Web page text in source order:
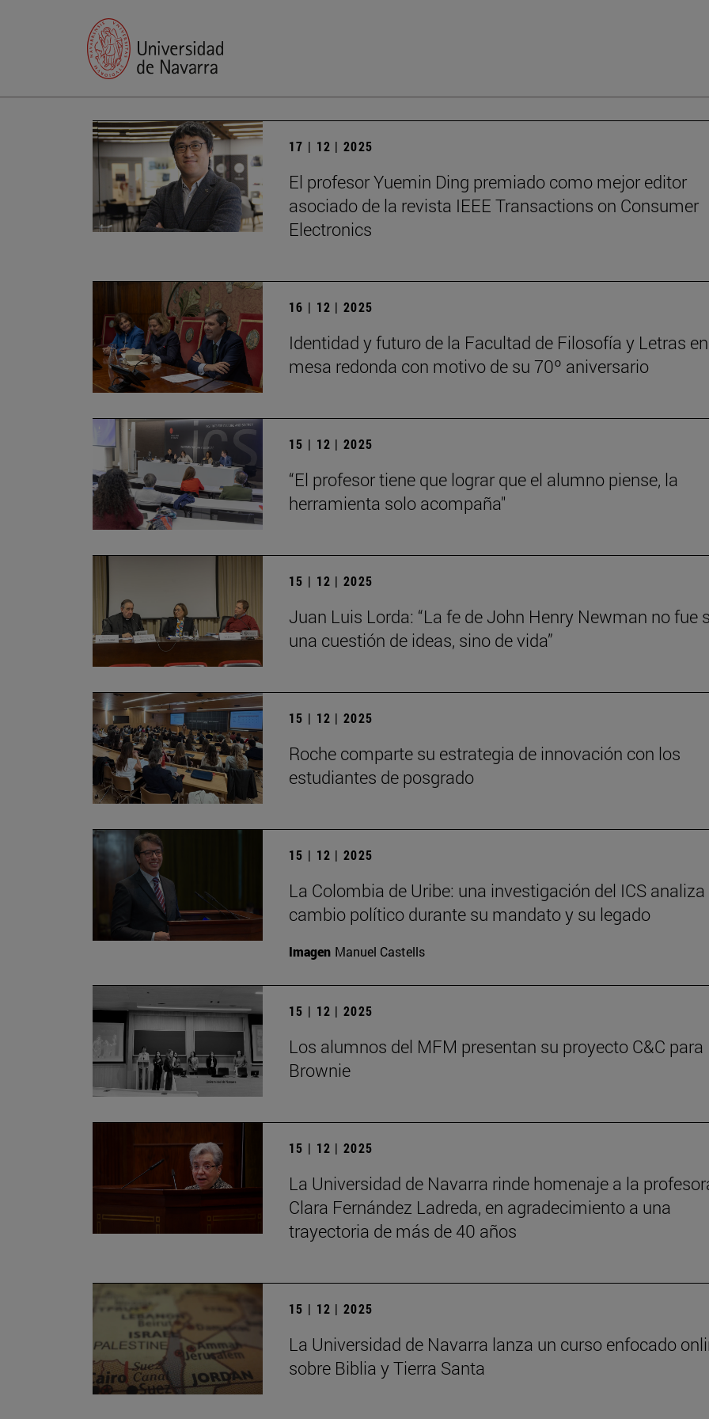
17 | 12 | 2025
El profesor Yuemin Ding premiado como mejor editor
asociado de la revista IEEE Transactions on Consumer
Electronics
16 | 12 | 2025
Identidad y futuro de la Facultad de Filosofía y Letras
mesa redonda con motivo de su 70º aniversario
15 | 12 | 2025
“El profesor tiene que lograr que el alumno piense, la
herramienta solo acompaña"
15 | 12 | 2025
Juan Luis Lorda: “La fe de John Henry Newman no fue
una cuestión de ideas, sino de vida”
15 | 12 | 2025
Roche comparte su estrategia de innovación con los
estudiantes de posgrado
15 | 12 | 2025
La Colombia de Uribe: una investigación del ICS analiza
cambio político durante su mandato y su legado
Imagen Manuel Castells
15 | 12 | 2025
Los alumnos del MFM presentan su proyecto C&C para
Brownie
15 | 12 | 2025
La Universidad de Navarra rinde homenaje a la
Clara Fernández Ladreda, en agradecimiento a una
trayectoria de más de 40 años
15 | 12 | 2025
La Universidad de Navarra lanza un curso enfocado
sobre Biblia y Tierra Santa